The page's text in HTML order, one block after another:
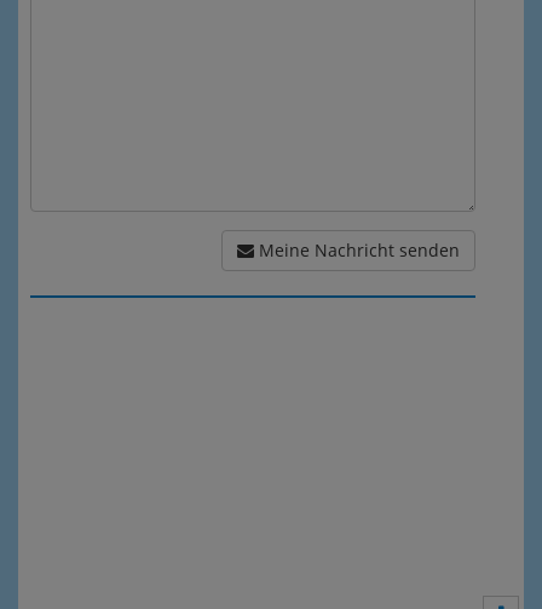
Meine Nachricht senden